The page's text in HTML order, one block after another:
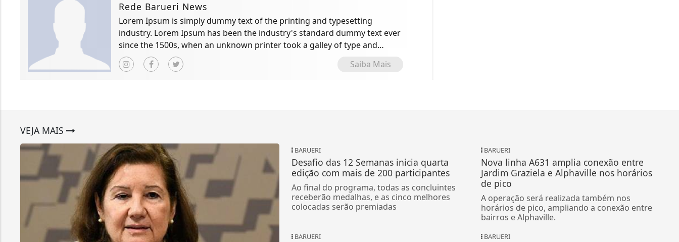
Rede Barueri News
Lorem Ipsum is simply dummy text of the printing and typesetting
industry. Lorem Ipsum has been the industry's standard dummy text ever
since the 1500s, when an unknown printer took a galley of type and
scrambled it to make a type specimen book.
Saiba Mais
VEJA MAIS
BARUERI
Desafio das 12 Semanas inicia quarta
edição com mais de 200 participantes
Ao final do programa, todas as concluintes
receberão medalhas, e as cinco melhores
colocadas serão premiadas
BARUERI
Nova linha A631 amplia conexão entre
Jardim Graziela e Alphaville nos horários
de pico
A operação será realizada também nos
horários de pico, ampliando a conexão entre
bairros e Alphaville.
BARUERI BARUERI